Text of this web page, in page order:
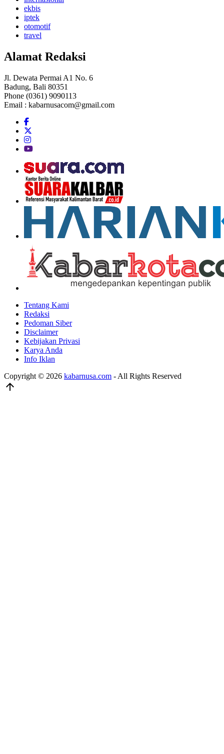
ekbis
iptek
otomotif
travel
Alamat Redaksi
Jl. Dewata Permai A1 No. 6
Badung, Bali 80351
Phone (0361) 9090113
Email : kabarnusacom@gmail.com
Tentang Kami
Redaksi
Pedoman Siber
Disclaimer
Kebijakan Privasi
Karya Anda
Info Iklan
Copyright © 2026 kabarnusa.com - All Rights Reserved
arrow_upward